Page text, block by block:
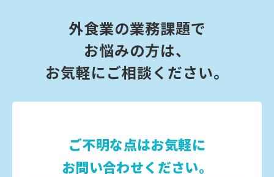
外食業の業務課題で
お悩みの方は、
お気軽にご相談ください。
ご不明な点はお気軽に
お問い合わせください。